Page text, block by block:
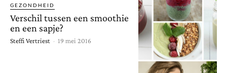
GEZONDHEID
Verschil tussen een smoothie
en een sapje?
Steffi Vertriest - 19 mei 2016